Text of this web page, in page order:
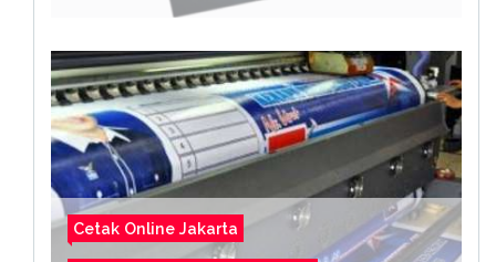
Cetak Online Jakarta